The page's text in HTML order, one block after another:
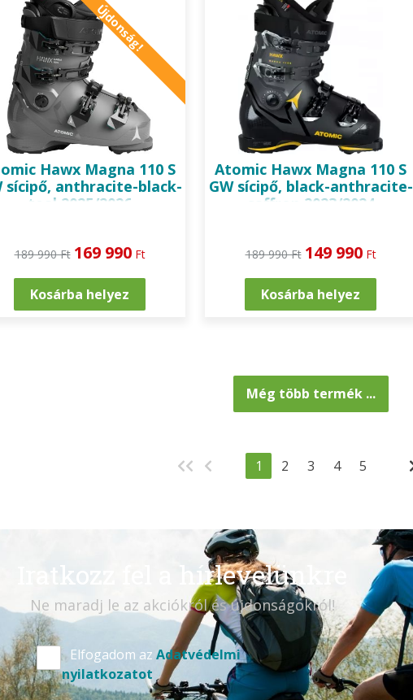
Újdonság!
Hawx Magna 110 S
sícipő, anthracite-black-
teal 2025/2026
189 990 Ft 169 990 Ft
Kosárba helyez
Atomic Hawx Magna 110 S
GW sícipő, black-anthracite-
saffron 2023/2024
189 990 Ft 149 990 Ft
Kosárba helyez
Még több termék ...
1 2 3 4 5
Iratkozz fel a hírlevelünkre
Ne maradj le az akciókról és újdonságokról!
Elfogadom az Adatvédelmi
nyilatkozatot